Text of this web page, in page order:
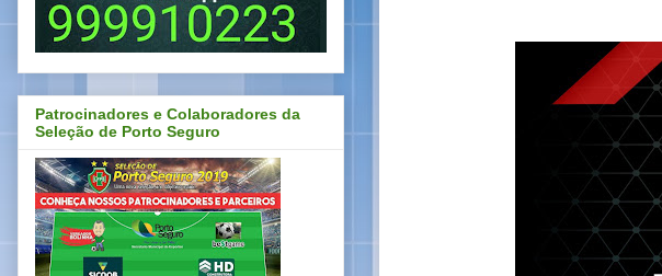
Patrocinadores e Colaboradores da
Seleção de Porto Seguro